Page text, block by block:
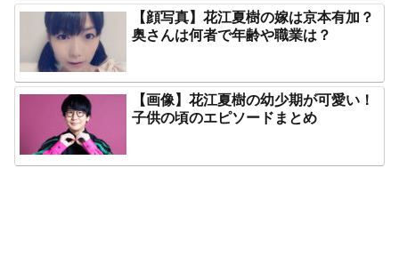
【顔写真】花江夏樹の嫁は京本有加？
奥さんは何者で年齢や職業は？
【画像】花江夏樹の幼少期が可愛い！
子供の頃のエピソードまとめ